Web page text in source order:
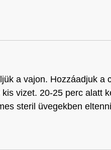
a vajon. Hozzáadjuk a
vizet. 20-25 perc alatt
steril üvegekben